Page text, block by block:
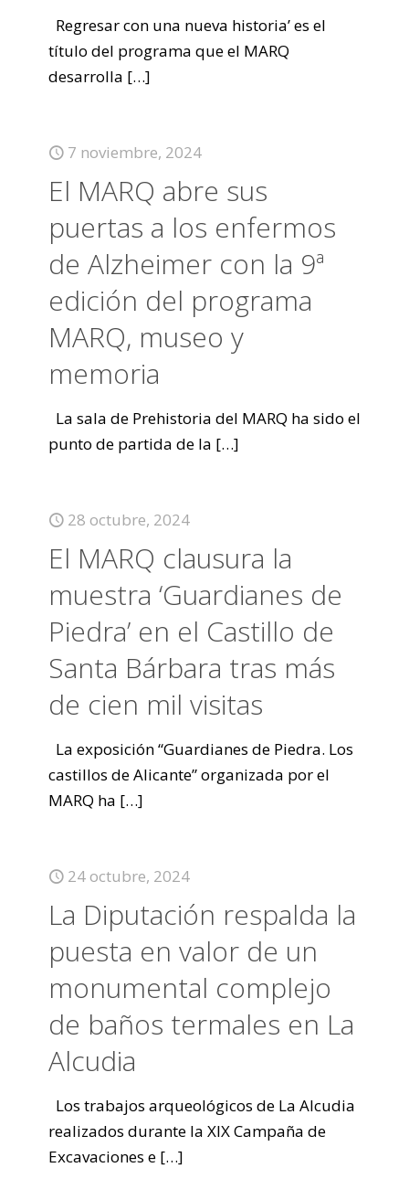
Regresar con una nueva historia’ es el
título del programa que el MARQ
desarrolla […]
7 noviembre, 2024
El MARQ abre sus
puertas a los enfermos
de Alzheimer con la 9ª
edición del programa
MARQ, museo y
memoria
La sala de Prehistoria del MARQ ha sido el
punto de partida de la […]
28 octubre, 2024
El MARQ clausura la
muestra ‘Guardianes de
Piedra’ en el Castillo de
Santa Bárbara tras más
de cien mil visitas
La exposición “Guardianes de Piedra. Los
castillos de Alicante” organizada por el
MARQ ha […]
24 octubre, 2024
La Diputación respalda la
puesta en valor de un
monumental complejo
de baños termales en La
Alcudia
Los trabajos arqueológicos de La Alcudia
realizados durante la XIX Campaña de
Excavaciones e […]